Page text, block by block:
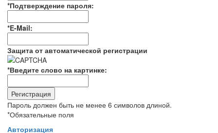
*Подтверждение пароля:
*E-Mail:
Защита от автоматической регистрации
*Введите слово на картинке:
Пароль должен быть не менее 6 символов длиной.
*Обязательные поля
Авторизация